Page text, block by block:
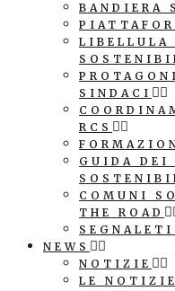
BANDIERA
LIBELLULA
SINDACI
RCS
GUIDA DEI
COMUNI
THE ROAD
NEWS
NOTIZIE
LE